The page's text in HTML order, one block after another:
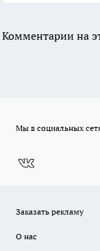
Комментарии на
Мы в социальных
Заказать рекламу
О нас